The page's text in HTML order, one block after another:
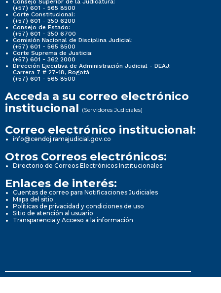
Consejo Superior de la Judicatura:
(+57) 601 - 565 8500
Corte Constitucional:
(+57) 601 - 350 6200
Consejo de Estado:
(+57) 601 - 350 6700
Comisión Nacional de Disciplina Judicial:
(+57) 601 - 565 8500
Corte Suprema de Justicia:
(+57) 601 - 362 2000
Dirección Ejecutiva de Administración Judicial - DEAJ:
Carrera 7 # 27-18, Bogotá
(+57) 601 - 565 8500
Acceda a su correo electrónico
institucional (Servidores Judiciales)
Correo electrónico institucional:
info@cendoj.ramajudicial.gov.co
Otros Correos electrónicos:
Directorio de Correos Electrónicos Institucionales
Enlaces de interés:
Cuentas de correo para Notificaciones Judiciales
Mapa del sitio
Políticas de privacidad y condiciones de uso
Sitio de atención al usuario
Transparencia y Acceso a la información